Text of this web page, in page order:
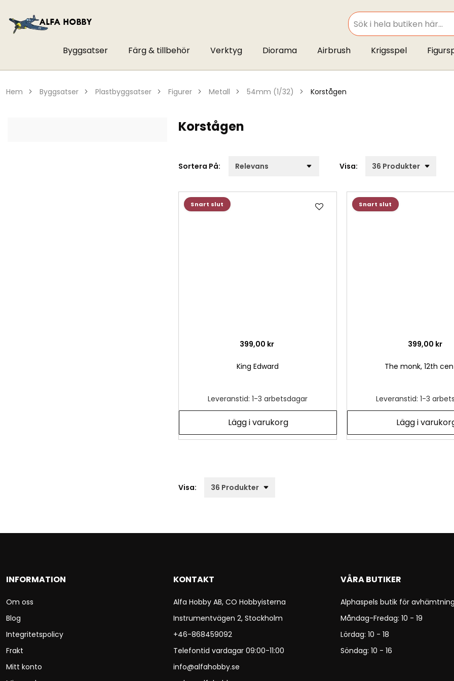
SEARCH
Byggsatser Färg & tillbehör Verktyg Diorama Airbrush Krigsspel
hem byggsatser plastbyggsatser figurer metall 54mm (1/32) korstågen
Korstågen
Sortera På: Visa:
Snart slut
399,00 kr
King Edward
Leveranstid: 1-3 arbetsdagar
Lägg i varukorg
Snart slut
399,00 kr
The monk, 12th
Leveranstid: 1-3
Lägg i
Visa:
INFORMATION
Om oss
Blog
Integritetspolicy
Frakt
Mitt konto
KONTAKT
Alfa Hobby AB, CO Hobbyisterna
Instrumentvägen 2, Stockholm
+46-868459092
Telefontid vardagar 09:00-11:00
info@alfahobby.se
VÅRA BUTIKER
Alphaspels butik för
Måndag-Fredag: 10 - 19
Lördag: 10 - 18
Söndag: 10 - 16